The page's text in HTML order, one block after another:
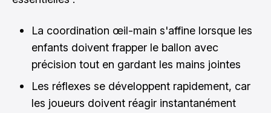
La coordination œil-main s'affine lorsque les
enfants doivent frapper le ballon avec
précision tout en gardant les mains jointes
Les réflexes se développent rapidement, car
les joueurs doivent réagir instantanément